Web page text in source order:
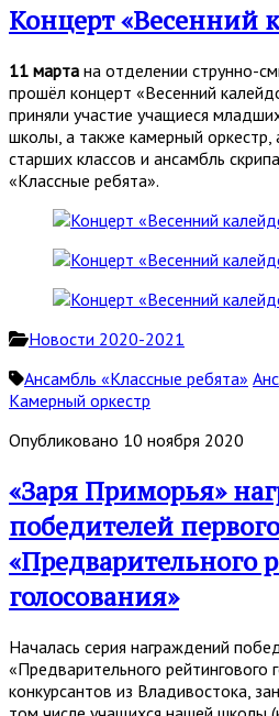
Концерт «Весенний
11 марта на отделении струнно-
прошёл концерт «Весенний
приняли участие учащиеся
школы, а также камерный оркестр,
старших классов и ансамбль
«Классные ребята».
Новости 2020-2021
Ансамбль «Классные ребята»
Камерный оркестр
Опубликовано 10 ноября 2020
«Заря Приморья»
победителей первого
«Предварительного
голосования»
Началась серия награждений
«Предварительного рейтингового
конкурсантов из Владивостока,